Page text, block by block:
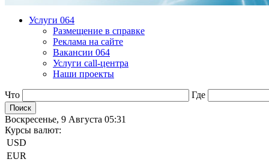
Услуги 064
Размещение в справке
Реклама на сайте
Вакансии 064
Услуги call-центра
Наши проекты
Что Где
Воскресенье, 9 Августа 05:31
Курсы валют:
USD
EUR